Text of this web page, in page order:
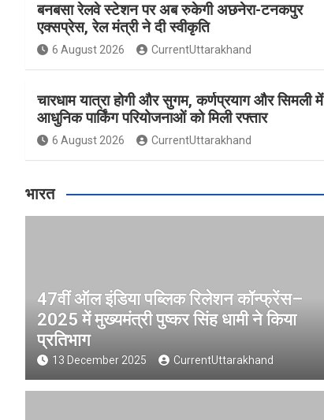
बनबसा रेलवे स्टेशन पर अब रुकेगी अछनेरा-टनकपुर
एक्सप्रेस, रेल मंत्री ने दी स्वीकृति
6 August 2026 CurrentUttarakhand
चारधाम यात्रा होगी और सुगम, कर्णप्रयाग और सिमली में
आधुनिक पार्किंग परियोजनाओं को मिली रफ्तार
6 August 2026 CurrentUttarakhand
भारत
47वीं ऑल इंडिया पब्लिक रिलेशन कॉन्फ्रेंस–
2025 में मुख्यमंत्री पुष्कर सिंह धामी ने किया
प्रतिभाग
13 December 2025 CurrentUttarakhand